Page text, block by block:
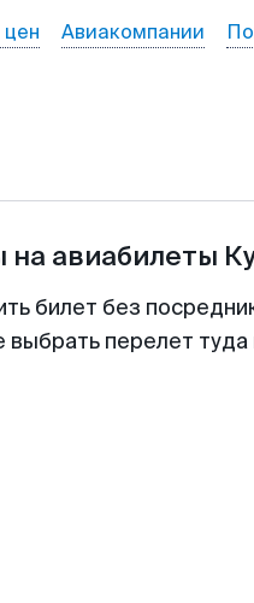
Авиакомпании
на авиабилеты
билет без
перелет